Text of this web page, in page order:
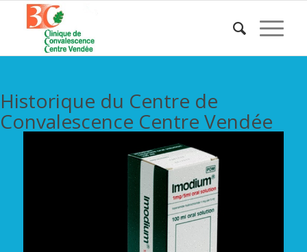
Historique du Centre de
Convalescence Centre Vendée